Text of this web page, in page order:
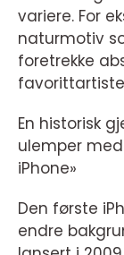
variere. For
naturmotiv
foretrekke
En historisk
ulemper
iPhone»
Den første
endre